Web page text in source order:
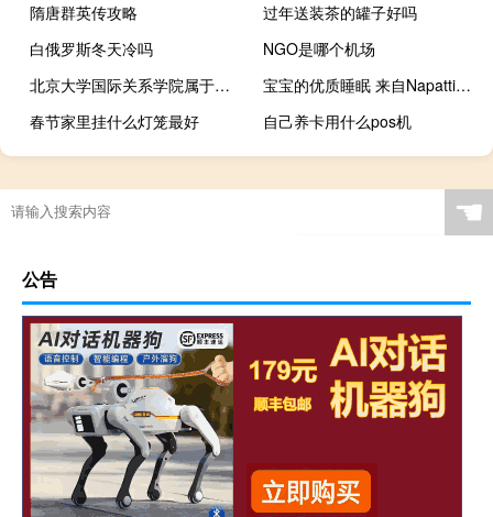
隋唐群英传攻略
过年送装茶的罐子好吗
白俄罗斯冬天冷吗
NGO是哪个机场
北京大学国际关系学院属于北大吗
宝宝的优质睡眠 来自Napattiga娜帕蒂卡的守护之约
春节家里挂什么灯笼最好
自己养卡用什么pos机
☚
公告